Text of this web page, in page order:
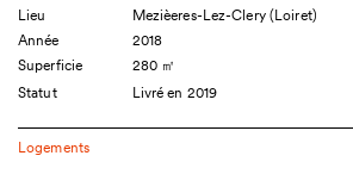
Lieu
Mezièeres-Lez-Clery (Loiret)
Année
2018
Superficie
280 ㎡
Statut
Livré en 2019
Logements